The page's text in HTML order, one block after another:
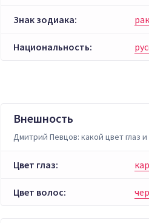
Знак зодиака: рак
Национальность:
Внешность
Дмитрий Певцов: какой цвет глаз и
Цвет глаз:
Цвет волос: